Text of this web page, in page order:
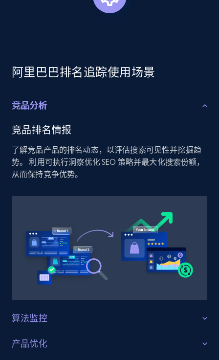
Amazon products global dataset - Collects
Title, Seller name, Brand, Description, Initial
more.
2.1K+ 375+ 立即开始
Title, Seller name, Brand, Description, Initial
price, Currency, Availability, Reviews count, and
more.
2.1K+
products from Brands URLs
阿里巴巴排名追踪使用场景
竞品分析
竞品排名情报
了解竞品产品的排名动态，以评估搜索可见性并挖掘趋
势。 利用可执行洞察优化 SEO 策略并最大化搜索份额，
从而保持竞争优势。
算法监控
针对算法变化进行优化
产品优化